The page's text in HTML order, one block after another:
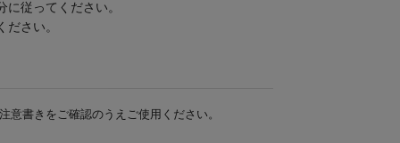
従ってください。
ださい。
意書きをご確認のうえご使用ください。